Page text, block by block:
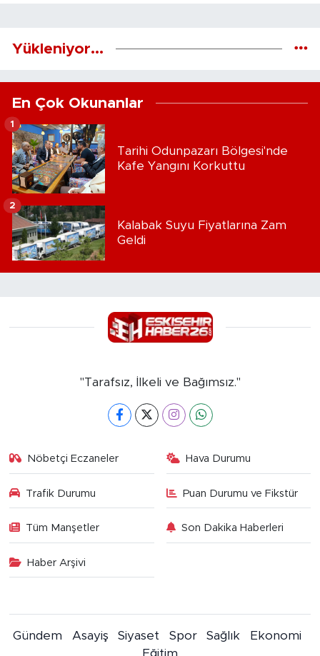
Yükleniyor...
En Çok Okunanlar
Tarihi Odunpazarı Bölgesi'nde
Kafe Yangını Korkuttu
1
Kalabak Suyu Fiyatlarına Zam
Geldi
2
"Tarafsız, İlkeli ve Bağımsız."
Nöbetçi Eczaneler Hava Durumu
Trafik Durumu Puan Durumu ve Fikstür
Tüm Manşetler Son Dakika Haberleri
Haber Arşivi
Gündem Asayiş Siyaset Spor Sağlık
Ekonomi
Eğitim